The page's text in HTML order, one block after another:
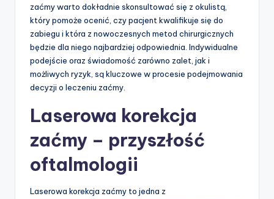
zaćmy warto dokładnie skonsultować się z okulistą,
który pomoże ocenić, czy pacjent kwalifikuje się do
zabiegu i która z nowoczesnych metod chirurgicznych
będzie dla niego najbardziej odpowiednia. Indywidualne
podejście oraz świadomość zarówno zalet, jak i
możliwych ryzyk, są kluczowe w procesie podejmowania
decyzji o leczeniu zaćmy.
Laserowa korekcja
zaćmy – przyszłość
oftalmologii
Laserowa korekcja zaćmy to jedna z